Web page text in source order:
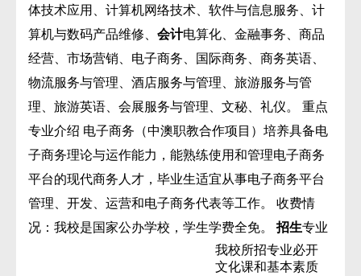
体技术应用、计算机网络技术、软件与信息服务、计
算机与数码产品维修、 会计电算化、金融事务、商品
经营、市场营销、电子商务、国际商务、商务英语、
物流服务与管理、酒店服务与管理、旅游服务与管
理、旅游英语、会展服务与管理、文秘、礼仪。 重点
专业介绍 电子商务（中澳职教合作项目）培养具备电
子商务理论与运作能力，能熟练使用和管理电子商务
平台的现代商务人才，毕业生适宜从事电子商务平台
管理、开发、运营和电子商务代表等工作。 收费情
况：我校是国家公办学校，学生学费全免。 招生专业
我校所招专业必开
文化课和基本素质